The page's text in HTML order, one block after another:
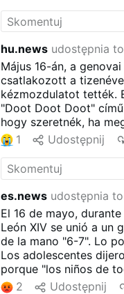
hu.news udostępnia to
Május 16-án, a
csatlakozott a
kézmozdulatot tették.
"Doot Doot Doot"
hogy szeretnék, ha
világon így köszönnek
békéjének
1 Udostępnij
es.news udostępnia to
El 16 de mayo,
León XIV se unió a un
de la mano "6-7". Lo
Los adolescentes
porque "los niños de
invocando el nombre
2 Udostępnij